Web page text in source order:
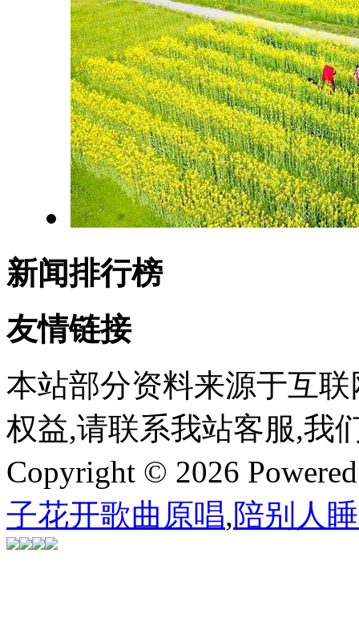
新闻排行榜
友情链接
本站部分资料来源于互
权益,请联系我站客服,我
Copyright © 2026
子花开歌曲原唱,陪别人